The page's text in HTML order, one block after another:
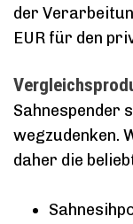
der
EUR für den
Sahnespender
wegzudenken.
daher die